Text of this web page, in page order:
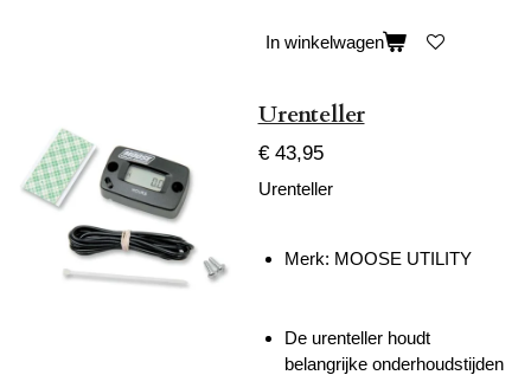
In winkelwagen
Urenteller
€ 43,95
Urenteller
Merk: MOOSE UTILITY
De urenteller houdt
belangrijke onderhoudstijden